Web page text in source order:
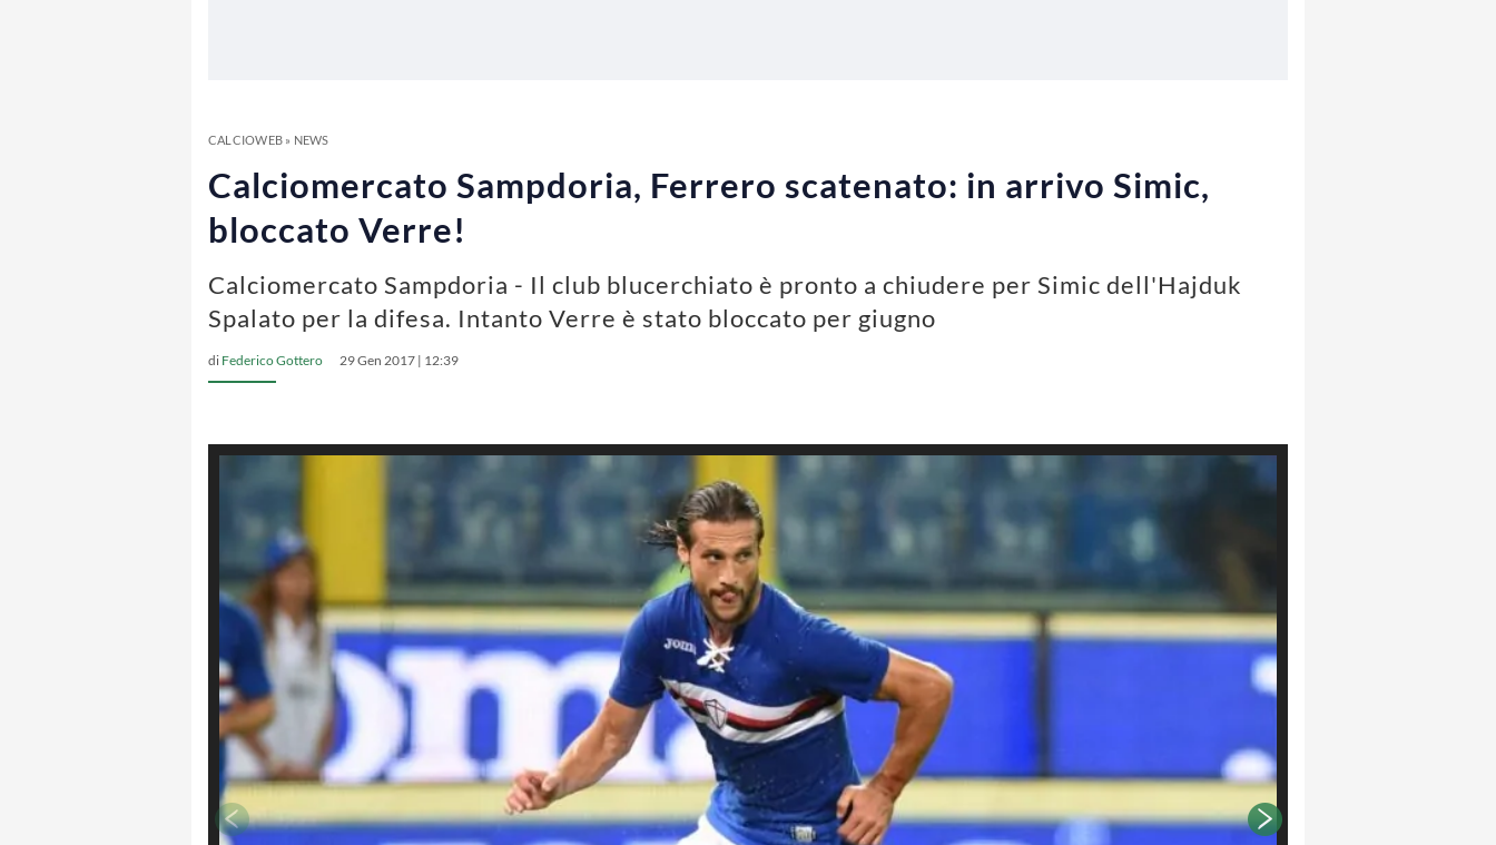
CALCIOWEB» NEWS
Calciomercato Sampdoria, Ferrero scatenato: in arrivo Simic,
bloccato Verre!
Calciomercato Sampdoria - Il club blucerchiato è pronto a chiudere per Simic dell'Hajduk
Spalato per la difesa. Intanto Verre è stato bloccato per giugno
di Federico Gottero 29 Gen 2017 | 12:39